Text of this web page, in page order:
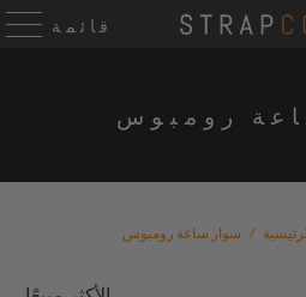
قائمة
رومبوس
/ سوار ساعة رومبوس